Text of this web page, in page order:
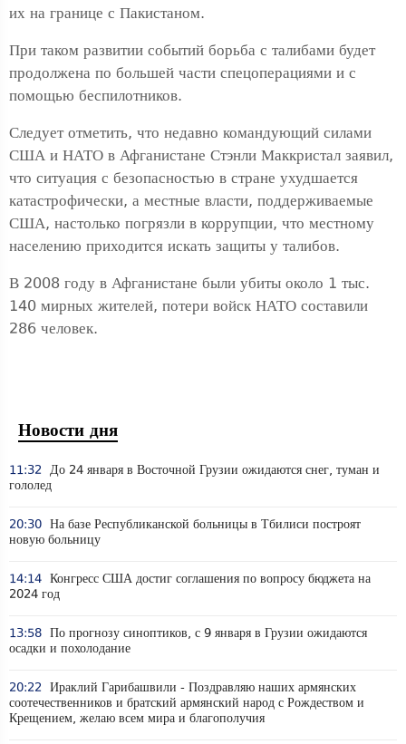
их на границе с Пакистаном.
При таком развитии событий борьба с талибами будет
продолжена по большей части спецоперациями и с
помощью беспилотников.
Следует отметить, что недавно командующий силами
США и НАТО в Афганистане Стэнли Маккристал заявил,
что ситуация с безопасностью в стране ухудшается
катастрофически, а местные власти, поддерживаемые
США, настолько погрязли в коррупции, что местному
населению приходится искать защиты у талибов.
В 2008 году в Афганистане были убиты около 1 тыс.
140 мирных жителей, потери войск НАТО составили
286 человек.
Новости дня
11:32 До 24 января в Восточной Грузии ожидаются снег, туман и
гололед
20:30 На базе Республиканской больницы в Тбилиси построят
новую больницу
14:14 Конгресс США достиг соглашения по вопросу бюджета на
2024 год
13:58 По прогнозу синоптиков, с 9 января в Грузии ожидаются
осадки и похолодание
20:22 Ираклий Гарибашвили - Поздравляю наших армянских
соотечественников и братский армянский народ с Рождеством и
Крещением, желаю всем мира и благополучия